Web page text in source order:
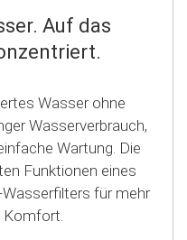
Auf das
Wasser ohne
Wasserverbrauch,
Wartung. Die
Funktionen eines
für mehr
Komfort.